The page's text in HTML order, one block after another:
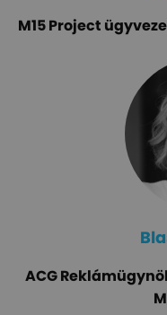
M15 Project
ACG